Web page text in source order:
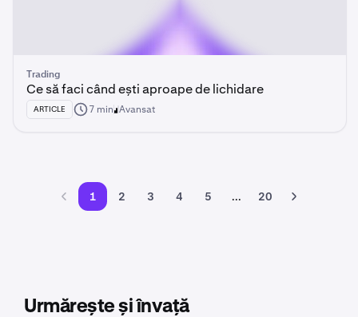
Trading
Ce să faci când ești aproape de lichidare
ARTICLE 7 min Avansat
1 2 3 4 5 ... 20
Urmărește și învață